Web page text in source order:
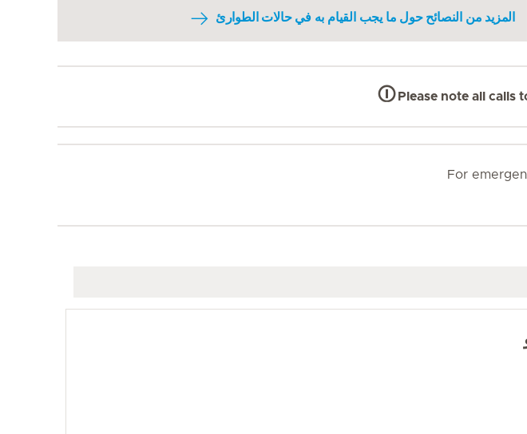
المزيد من النصائح حول ما يجب القيام به في حالات الطوارئ
Please note all calls
For